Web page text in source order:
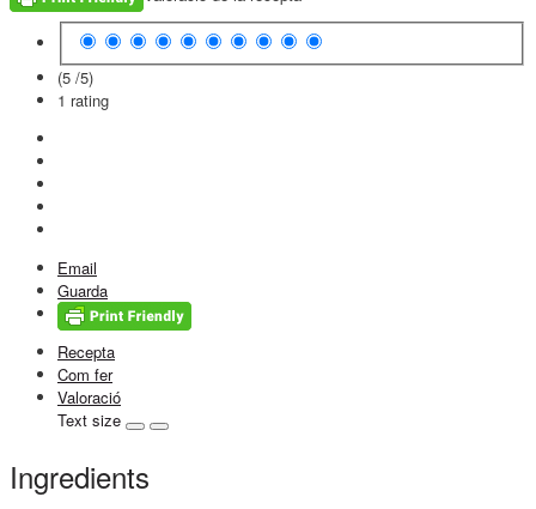
(5 /5)
1 rating
Email
Guarda
Recepta
Com fer
Valoració
Text size
Ingredients